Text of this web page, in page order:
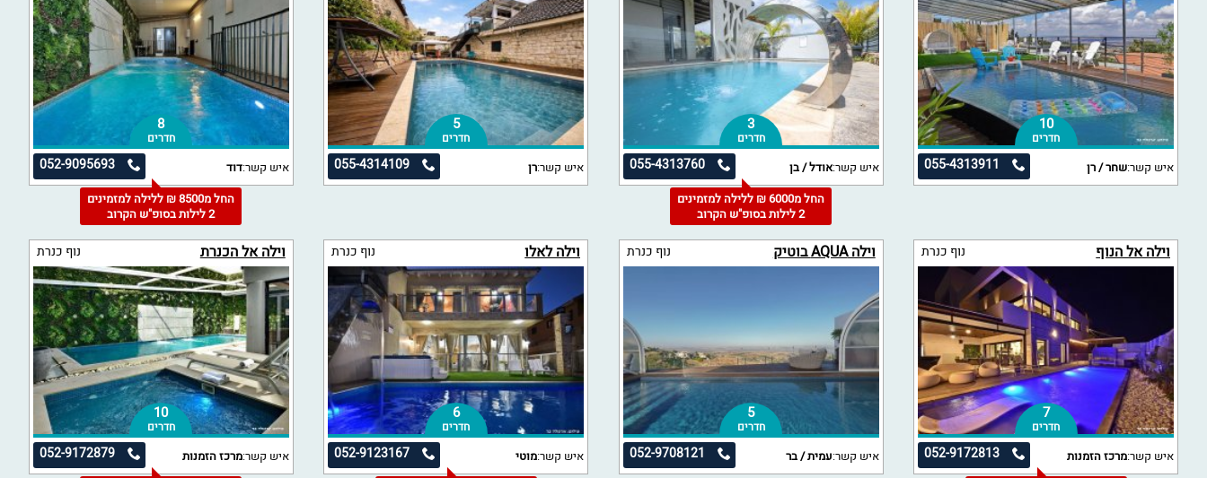
10
חדרים
055-4313911 איש קשר:שחר / רן
3
חדרים
055-4313760 איש קשר:אודל / בן
החל מ6000 ₪ ללילה למזמינים
2 לילות בסופ"ש הקרוב
5
חדרים
055-4314109 איש קשר:רן
8
חדרים
052-9095693 איש קשר:דוד
החל מ8500 ₪ ללילה למזמינים
2 לילות בסופ"ש הקרוב
וילה אל הנוף נוף כנרת
7
חדרים
052-9172813 איש קשר:מרכז הזמנות
וילה AQUA בוטיק נוף כנרת
5
חדרים
052-9708121 איש קשר:עמית / בר
וילה לאלו נוף כנרת
6
חדרים
052-9123167 איש קשר:מוטי
וילה אל הכנרת נוף כנרת
10
חדרים
052-9172879 איש קשר:מרכז הזמנות